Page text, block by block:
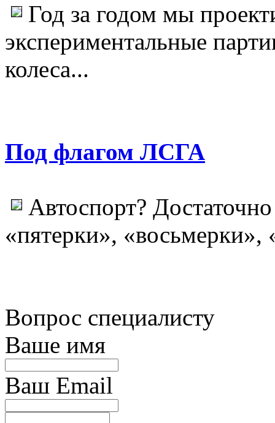
Год за годом мы
экспериментальные
колеса...
Под флагом ЛСГА
Автоспорт?
«пятерки»,
Вопрос специалисту
Ваше имя
Ваш Email